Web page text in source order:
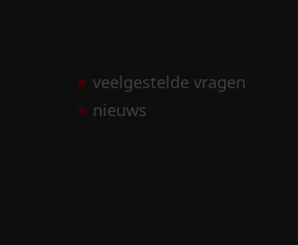
veelgestelde vragen
nieuws